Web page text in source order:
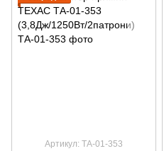
Артикул: ТА-01-353